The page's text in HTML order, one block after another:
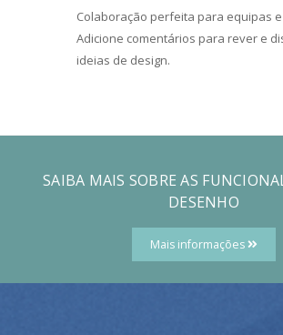
Colaboração perfeita para equipas
Adicione comentários para rever e
ideias de design.
SAIBA MAIS SOBRE AS
DESENHO
Mais informações